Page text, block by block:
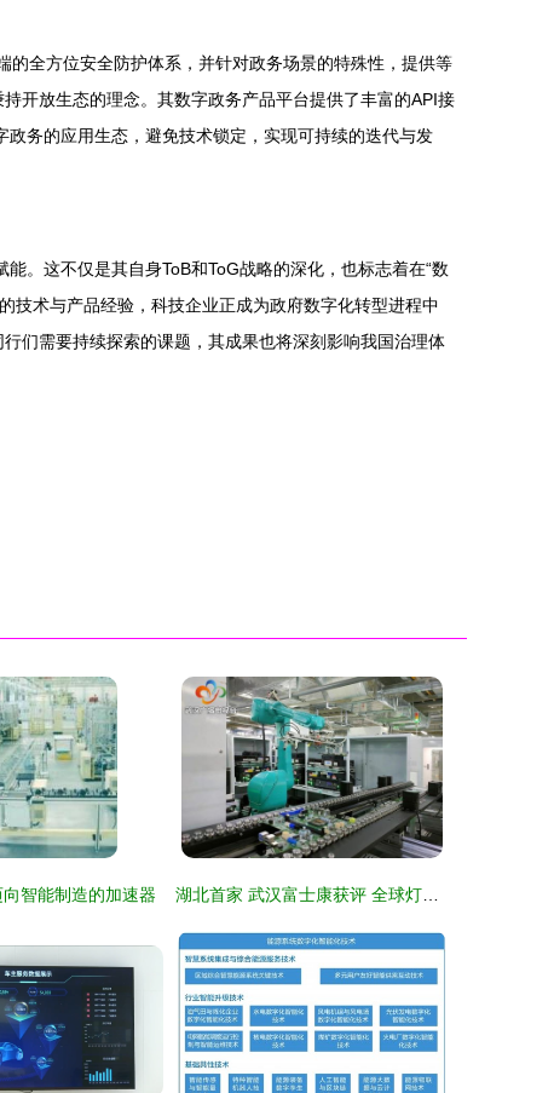
全方位安全防护体系，并针对政务场景的特殊性，提供等
开放生态的理念。其数字政务产品平台提供了丰富的API接
务的应用生态，避免技术锁定，实现可持续的迭代与发
。这不仅是其自身ToB和ToG战略的深化，也标志着在“数
技术与产品经验，科技企业正成为政府数字化转型进程中
们需要持续探索的课题，其成果也将深刻影响我国治理体
智能制造的加速器